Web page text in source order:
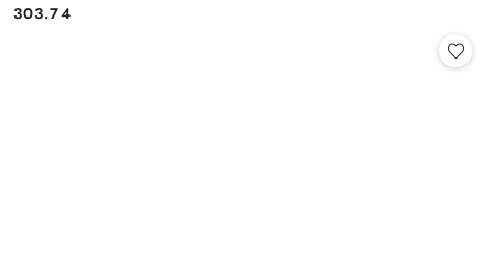
Cena:
303.74